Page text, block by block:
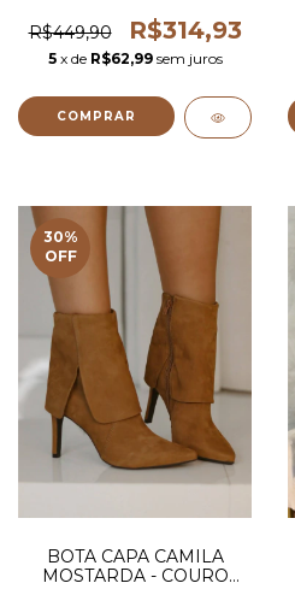
R$449,90
R$314,93
5 x de R$62,99 sem juros
COMPRAR
30%
OFF
BOTA CAPA CAMILA
MOSTARDA - COURO